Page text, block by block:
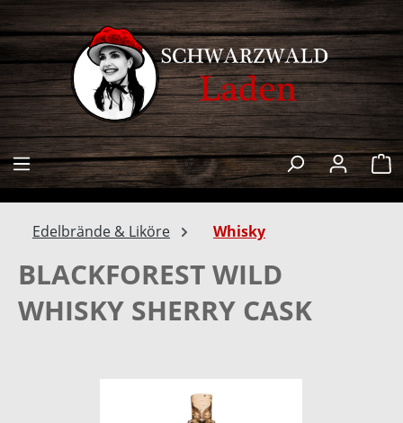
springen
Edelbrände & Liköre Whisky
BLACKFOREST WILD
WHISKY SHERRY CASK
Bildergalerie überspringen